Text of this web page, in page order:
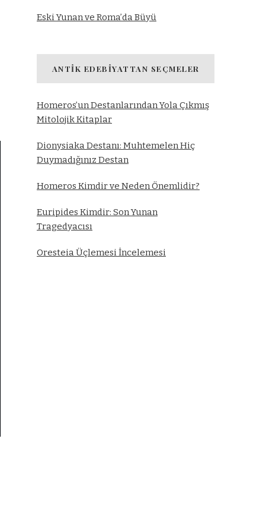
Eski Yunan ve Roma’da Büyü
ANTIK EDEBIYATTAN SEÇMELER
Homeros’un Destanlarından Yola Çıkmış
Mitolojik Kitaplar
Dionysiaka Destanı: Muhtemelen Hiç
Duymadığınız Destan
Homeros Kimdir ve Neden Önemlidir?
Euripides Kimdir: Son Yunan
Tragedyacısı
Oresteia Üçlemesi İncelemesi